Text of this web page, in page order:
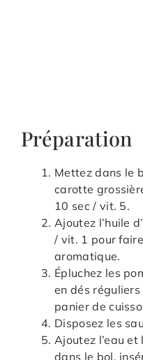
Préparation
Mettez dans le
carotte
10 sec / vit. 5.
Ajoutez l’huile
/ vit. 1 pour
aromatique.
Épluchez les
en dés
panier de
Disposez les
Ajoutez l’eau
dans le bol,